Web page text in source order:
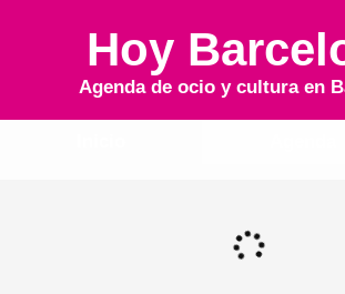
Hoy
Agenda de ocio y cultura en